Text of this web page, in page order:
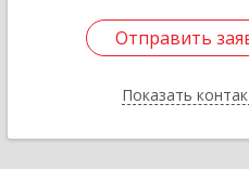
Отправить
Показать
Отправить
Назад